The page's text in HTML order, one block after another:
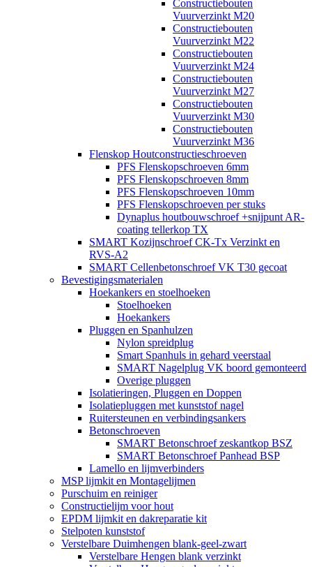
Constructiebouten
Vuurverzinkt M20
Constructiebouten
Vuurverzinkt M22
Constructiebouten
Vuurverzinkt M24
Constructiebouten
Vuurverzinkt M27
Constructiebouten
Vuurverzinkt M30
Constructiebouten
Vuurverzinkt M36
Flenskop Houtconstructieschroeven
PFS Flenskopschroeven 6mm
PFS Flenskopschroeven 8mm
PFS Flenskopschroeven 10mm
PFS Flenskopschroeven per stuks
Dynaplus houtbouwschroef +snijpunt AR-
coating tellerkop TX
SMART Kozijnschroef CK-Tx Verzinkt en
RVS-A2
SMART Cellenbetonschroef VK T30 gecoat
Bevestigingsmaterialen
Hoekankers en stoelhoeken
Stoelhoeken
Hoekankers
Pluggen en Spanhulzen
Nylon spreidplug
Smart Spanhuls in gehard veerstaal
SMART Nagelplug VK boord gemonteerd
Overige pluggen
Isolatieringen, Pluggen en Doppen
Isolatiepluggen met kunststof nagel
Ruitersteunen en verbindingsankers
Betonschroeven
SMART Betonschroef zeskantkop BSZ
SMART Betonschroef Panhead BSP
Lamello en lijmverbinders
MSP lijmkit en Montagelijmen
Purschuim en reiniger
Constructielijm voor hout
EPDM lijmkit en dakreparatie kit
Stelpoten kunststof
Verstelbare Duimhengen blank-geel-zwart
Verstelbare Hengen blank verzinkt